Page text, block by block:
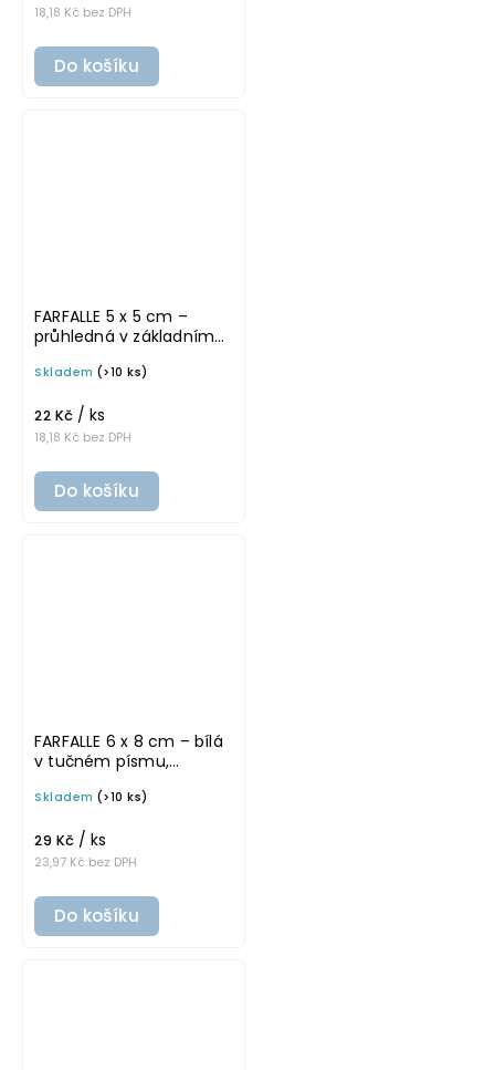
18,18 Kč bez DPH
Do košíku
FARFALLE 5 x 5 cm –
průhledná v základním
samolepka na
Skladem (>10 ks)
18,18 Kč bez DPH
22 Kč / ks
Do košíku
FARFALLE 6 x 8 cm – bílá
v tučném písmu,
na potravinové dózy
Skladem (>10 ks)
23,97 Kč bez DPH
29 Kč / ks
Do košíku